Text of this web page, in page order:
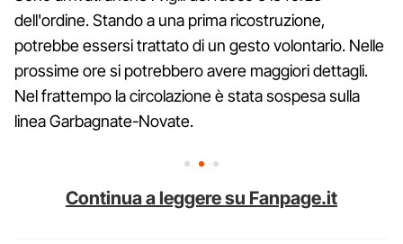
dell'ordine. Stando a una prima ricostruzione,
potrebbe essersi trattato di un gesto volontario. Nelle
prossime ore si potrebbero avere maggiori dettagli.
Nel frattempo la circolazione è stata sospesa sulla
linea Garbagnate-Novate.
Continua a leggere su Fanpage.it